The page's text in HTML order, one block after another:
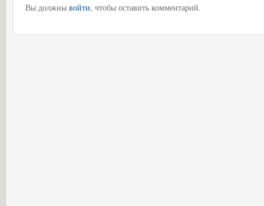
Вы должны войти, чтобы оставить комментарий.